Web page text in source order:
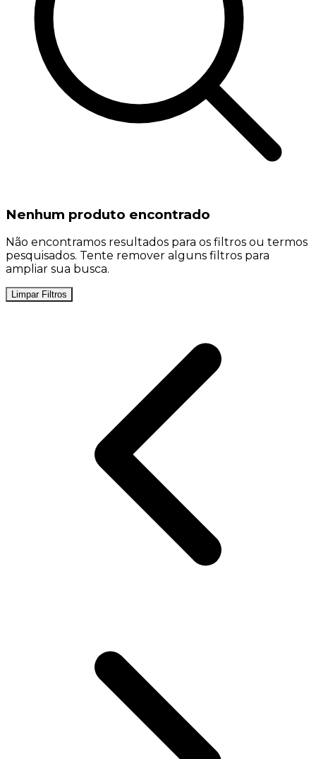
Nenhum produto encontrado
Não encontramos resultados para os filtros ou termos
pesquisados. Tente remover alguns filtros para
ampliar sua busca.
Limpar Filtros